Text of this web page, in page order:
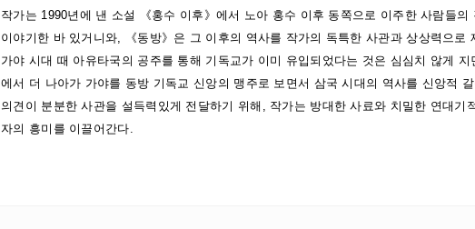
작가는 1990년에 낸 소설 《홍수 이후》에서 노아 홍수 이후 동쪽으로 이주한 사람들
이야기한 바 있거니와, 《동방》은 그 이후의 역사를 작가의 독특한 사관과 상상력으로
가야 시대 때 아유타국의 공주를 통해 기독교가 이미 유입되었다는 것은 심심치 않게
에서 더 나아가 가야를 동방 기독교 신앙의 맹주로 보면서 삼국 시대의 역사를 신앙적
의견이 분분한 사관을 설득력있게 전달하기 위해, 작가는 방대한 사료와 치밀한 연대기
자의 흥미를 이끌어간다.